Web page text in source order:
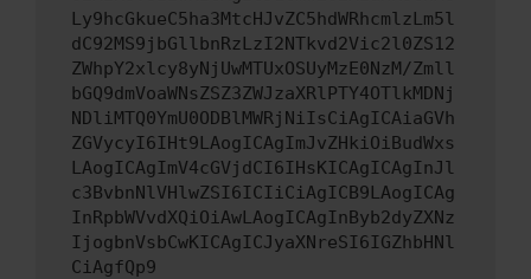
Ly9hcGkueC5ha3MtcHJvZC5hdWRhcmlzLm5l
dC92MS9jbGllbnRzLzI2NTkvd2Vic2l0ZS12
ZWhpY2xlcy8yNjUwMTUxOSUyMzE0NzM/Zmll
bGQ9dmVoaWNsZSZ3ZWJzaXRlPTY4OTlkMDNj
NDliMTQ0YmU0ODBlMWRjNiIsCiAgICAiaGVh
ZGVycyI6IHt9LAogICAgImJvZHkiOiBudWxs
LAogICAgImV4cGVjdCI6IHsKICAgICAgInJl
c3BvbnNlVHlwZSI6ICIiCiAgICB9LAogICAg
InRpbWVvdXQiOiAwLAogICAgInByb2dyZXNz
IjogbnVsbCwKICAgICJyaXNreSI6IGZhbHNl
CiAgfQp9